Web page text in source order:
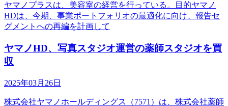
ヤマノプラスは、美容室の経営を行っている。目的ヤマノ
HDは、今期、事業ポートフォリオの最適化に向け、報告セ
グメントへの再編を計画して
ヤマノHD、写真スタジオ運営の薬師スタジオを買
収
2025年03月26日
株式会社ヤマノホールディングス（7571）は、株式会社薬師